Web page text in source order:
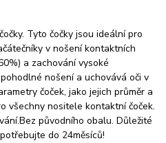
Tyto čočky jsou ideální pro
v nošení kontaktních
a zachování vysoké
nošení a uchovává oči v
čoček, jako jejich průměr a
všechny nositele kontaktní čoček.
původního obalu. Důležité
do 24měsíců!